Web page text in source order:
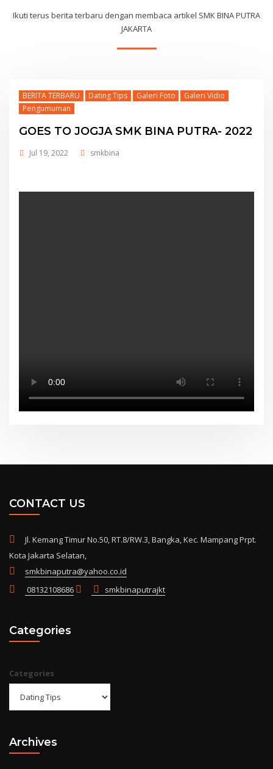
Ikuti terus berita terbaru dengan membaca artikel SMK BINA PUTRA
JAKARTA
BERITA TERBARU Dating Tips Galeri Foto
Galeri Vidio
Pengumuman
GOES TO JOGJA SMK BINA PUTRA- 2022
Jul 19, 2022 smkbina
CONTACT US
Jl. Kemang Timur No.50, RT.8/RW.3, Bangka, Kec. Mampang Prpt.
Kota Jakarta Selatan,
smkbinaputra@yahoo.co.id
08132108686
smkbinaputrajkt
Categories
Categories
Archives